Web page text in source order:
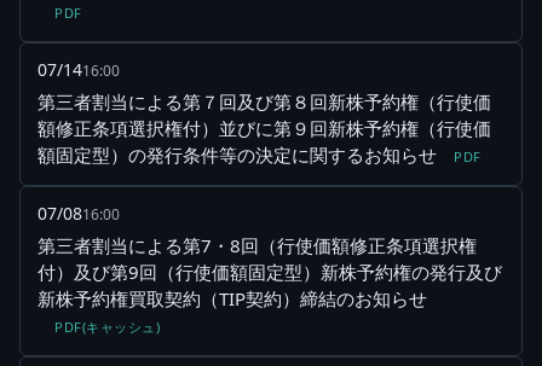
PDF
07/1416:00
第三者割当による第７回及び第８回新株予約権（行使価
額修正条項選択権付）並びに第９回新株予約権（行使価
額固定型）の発行条件等の決定に関するお知らせ
PDF
07/0816:00
第三者割当による第7・8回（行使価額修正条項選択権
付）及び第9回（行使価額固定型）新株予約権の発行及び
新株予約権買取契約（TIP契約）締結のお知らせ
PDF(キャッシュ)